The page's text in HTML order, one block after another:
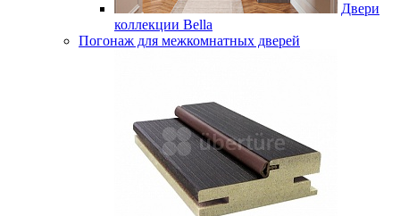
Двери
коллекции Bella
Погонаж для межкомнатных дверей